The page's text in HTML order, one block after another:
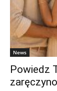
News
Powiedz